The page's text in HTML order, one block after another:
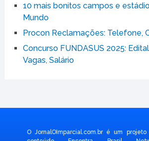
10 mais bonitos campos e
Mundo
Procon Reclamações: Telefone,
Concurso FUNDASUS 2025:
Vagas, Salário
O JornalOImparcial.com.br é um